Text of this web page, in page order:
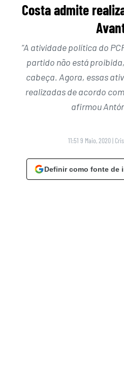
Costa admite
“A atividade política do
partido não está
cabeça. Agora, essas
realizadas de acordo
afirmou
11:51 9 Maio, 2020 |
Definir como fonte de